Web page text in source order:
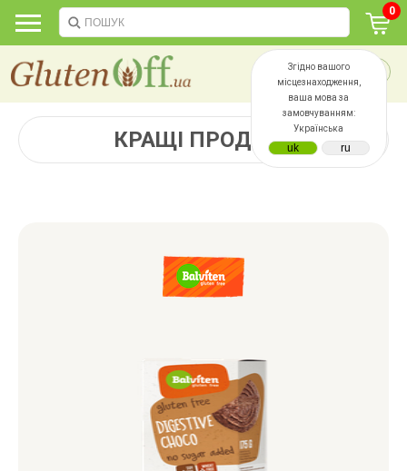
Згідно вашого
місцезнаходження,
ваша мова за
замовчуванням:
Українська
0
КРАЩІ ПРОДАЖІ